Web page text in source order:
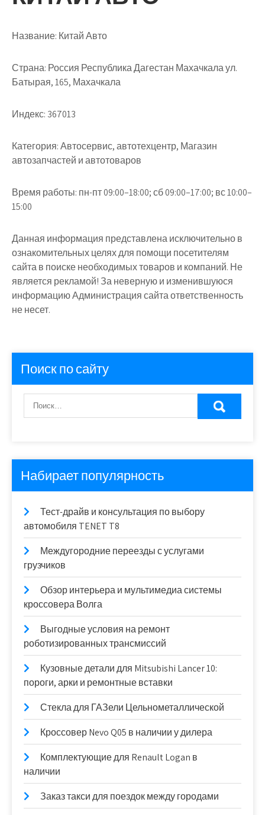
Название: Китай Авто
Страна: Россия Республика Дагестан Махачкала ул.
Батырая, 165, Махачкала
Индекс: 367013
Категория:Автосервис, автотехцентр, Магазин
автозапчастей и автотоваров
Время работы: пн-пт 09:00–18:00; сб 09:00–17:00; вс 10:00–
15:00
Данная информация представлена исключительно в
ознакомительных целях для помощи посетителям
сайта в поиске необходимых товаров и компаний. Не
является рекламой! За неверную и изменившуюся
информацию Администрация сайта ответственность
не несет.
Поиск по сайту
Набирает популярность
Тест-драйв и консультация по выбору
автомобиля TENET T8
Междугородние переезды с услугами
грузчиков
Обзор интерьера и мультимедиа системы
кроссовера Волга
Выгодные условия на ремонт
роботизированных трансмиссий
Кузовные детали для Mitsubishi Lancer 10:
пороги, арки и ремонтные вставки
Стекла для ГАЗели Цельнометаллической
Кроссовер Nevo Q05 в наличии у дилера
Комплектующие для Renault Logan в
наличии
Заказ такси для поездок между городами